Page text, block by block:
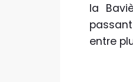
la
entre